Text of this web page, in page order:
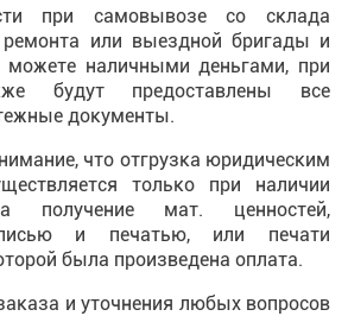
при самовывозе со склада
ремонта или выездной бригады и
наличными деньгами, при
будут предоставлены все
документы.
что отгрузка юридическим
только при наличии
получение мат. ценностей,
и печатью, или печати
была произведена оплата.
и уточнения любых вопросов